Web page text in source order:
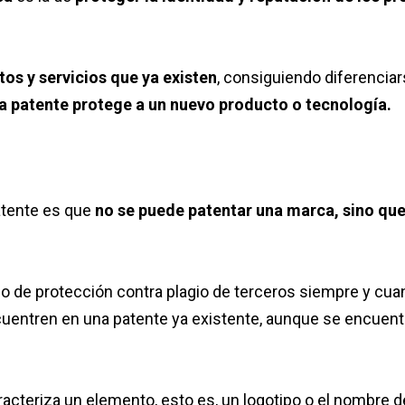
y servicios que ya existen, consiguiendo
patente protege a un nuevo producto o tecnología.
es que no se puede patentar una marca, sino
de protección contra plagio de terceros siempre y
en una patente ya existente, aunque se
un elemento, esto es, un logotipo o el nombre